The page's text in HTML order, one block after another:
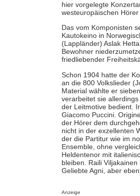
hier vorgelegte
westeuropäischen
Das vom Komponisten
Kautokeino in
(Lappländer) Aslak
Bewohner
friedliebender
Schon 1904 hatte der
an die 800 Volkslieder
Material wählte er
verarbeitet sie
der Leitmotive bedient.
Giacomo Puccini.
der Hörer dem
nicht in der exzellenten
der die Partitur wie im
Ensemble, ohne
Heldentenor mit
bleiben. Raili
Geliebte Agni, aber
Anzeige